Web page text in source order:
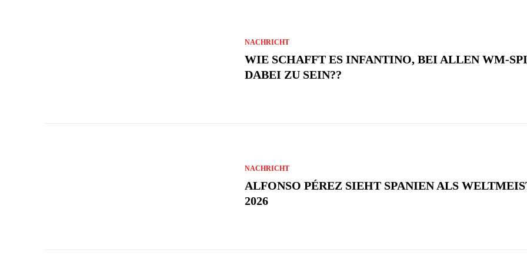
NACHRICHT
WIE SCHAFFT ES INFANTINO, BEI ALLEN WM-
DABEI ZU SEIN??
NACHRICHT
ALFONSO PÉREZ SIEHT SPANIEN ALS
2026